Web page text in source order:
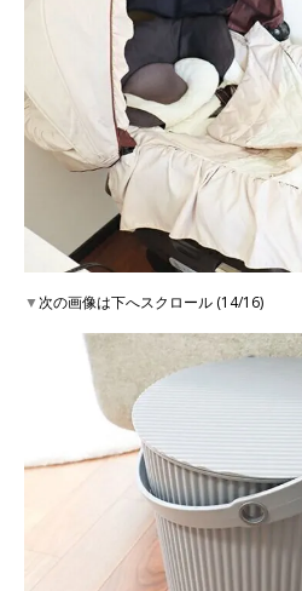
▼次の画像は下へスクロール (14/16)